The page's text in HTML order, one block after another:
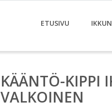
ETUSIVU
KÄÄNTÖ-KIPPI
VALKOINEN